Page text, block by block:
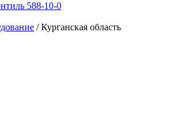
588-10-0
/ Курганская область